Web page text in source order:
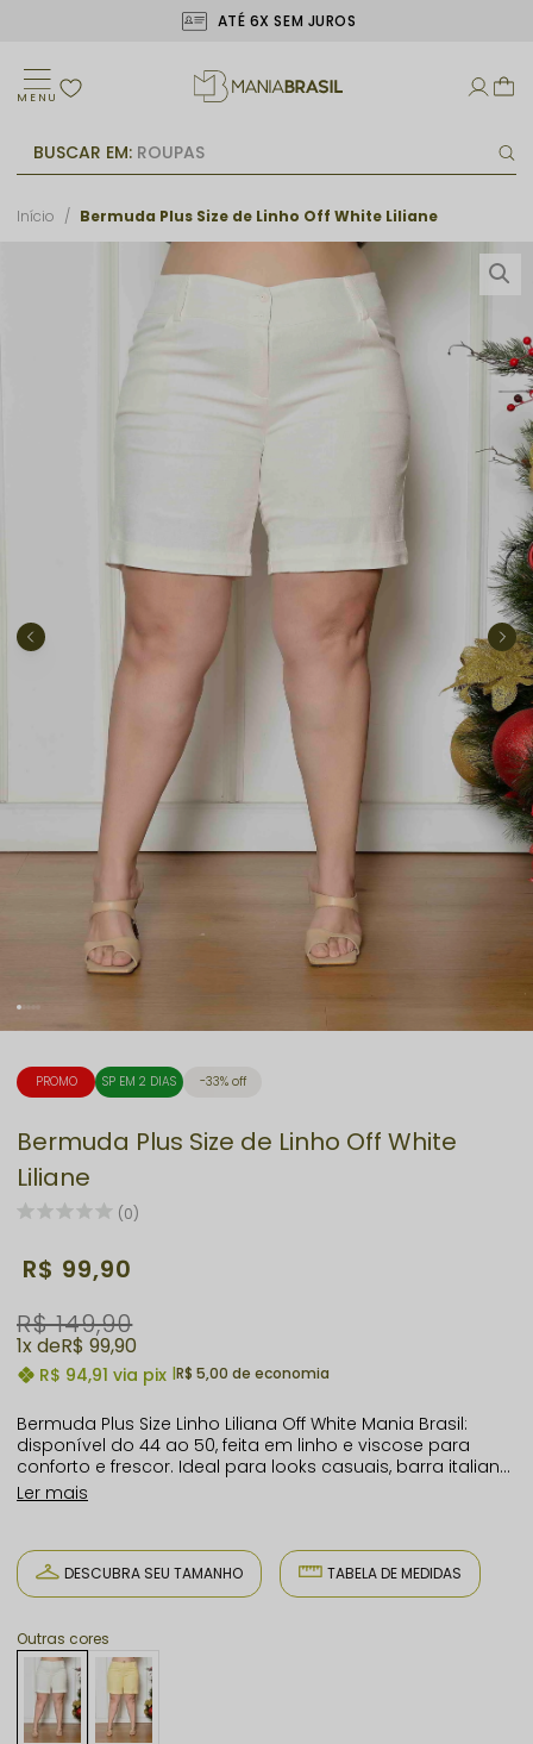
ATÉ 6X SEM JUROS
MENU
BUSCAR EM: ROUPAS
Início Bermuda Plus Size de Linho Off White Liliane
PROMO SP EM 2 DIAS 33% off
Bermuda Plus Size de Linho Off White
Liliane
(0)
R$ 94,91 via pix |R$ 5,00 de economia
R$ 149,90
R$ 99,90
1x R$ 99,90
Bermuda Plus Size Linho Liliana Off White Mania Brasil:
disponível do 44 ao 50, feita em linho e viscose para
conforto e frescor. Ideal para looks casuais, barra italiana,
bolsos funcionais e forro seguro. Moda plus size elegante
Ler mais
DESCUBRA SEU TAMANHO TABELA DE MEDIDAS
Outras cores